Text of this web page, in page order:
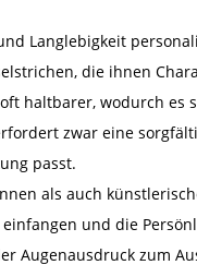
Langlebigkeit
die ihnen
haltbarer, wodurch es
zwar eine
passt.
als auch
und die
Augenausdruck zum